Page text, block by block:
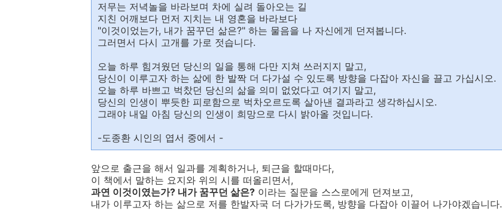
저무는 저녁놀을 바라보며 차에 실려 돌아오는 길
지친 어깨보다 먼저 지치는 내 영혼을 바라보다
"이것이었는가, 내가 꿈꾸던 삶은?" 하는 물음을 나 자신에게 던져봅니다.
그러면서 다시 고개를 가로 젓습니다.
오늘 하루 힘겨웠던 당신의 일을 통해 다만 지쳐 쓰러지지 말고,
당신이 이루고자 하는 삶에 한 발짝 더 다가설 수 있도록 방향을 다잡아 자신을 끌고 가십시오.
오늘 하루 바쁘고 벅찼던 당신의 삶을 의미 없었다고 여기지 말고,
당신의 인생이 뿌듯한 피로함으로 벅차오르도록 살아낸 결과라고 생각하십시오.
그래야 내일 아침 당신의 인생이 희망으로 다시 밝아올 것입니다.
-도종환 시인의 엽서 중에서 -
앞으로 출근을 해서 일과를 계획하거나, 퇴근을 할때마다,
이 책에서 말하는 요지와 위의 시를 떠올리면서,
과연 이것이였는가? 내가 꿈꾸던 삶은? 이라는 질문을 스스로에게 던져보고,
내가 이루고자 하는 삶으로 저를 한발자국 더 다가가도록, 방향을 다잡아 이끌어 나가야겠습니다.